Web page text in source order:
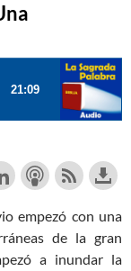
empezó con una
de la gran
a inundar la